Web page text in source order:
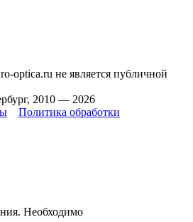
optica.ru не является публичной
2010 — 2026
Политика обработки
Необходимо